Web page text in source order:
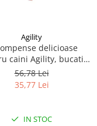
Agility
delicioase
caini Agility, bucati
iepure, 500g
56,78 Lei
35,77 Lei
IN STOC